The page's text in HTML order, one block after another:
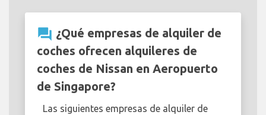
question_answer ¿Qué empresas de alquiler de
coches ofrecen alquileres de
coches de Nissan en Aeropuerto
de Singapore?
Las siguientes empresas de alquiler de